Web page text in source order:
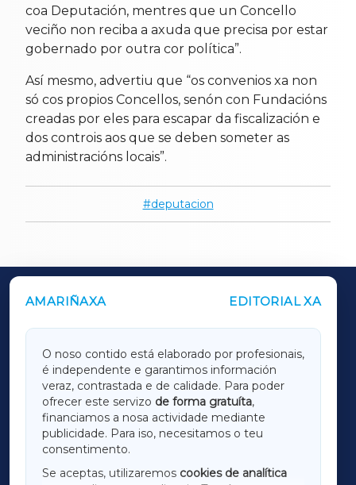
coa Deputación, mentres que un Concello
veciño non reciba a axuda que precisa por estar
gobernado por outra cor política”.
Así mesmo, advertiu que “os convenios xa non
só cos propios Concellos, senón con Fundacións
creadas por eles para escapar da fiscalización e
dos controis aos que se deben someter as
administracións locais”.
deputacion
AMARIÑAXA EDITORIAL XA
O noso contido está elaborado por profesionais,
é independente e garantimos información
veraz, contrastada e de calidade. Para poder
ofrecer este servizo de forma gratuíta,
financiamos a nosa actividade mediante
publicidade. Para iso, necesitamos o teu
consentimento.
Se aceptas, utilizaremos cookies de analítica
OUTROS PERIÓDICOS
LUGOXA
TERRACHAXA